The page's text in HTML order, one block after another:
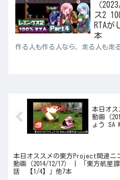
（
ス2
RTA
本
作る人も作る人なら、走る人も走
本日オ
動画（
ょう SA
本日オススメの東方Project関連ニ
動画（2014/12/17） | 「東方航星
話 【1/4】」他7本